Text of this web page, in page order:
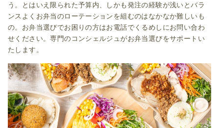
う。とはいえ限られた予算内、しかも発注の経験が浅いとバラ
ンスよくお弁当のローテーションを組むのはなかなか難しいも
の。お弁当選びでお困りの方はお電話でくるめしにお問い合わ
せください。専門のコンシェルジュがお弁当選びをサポートい
たします。